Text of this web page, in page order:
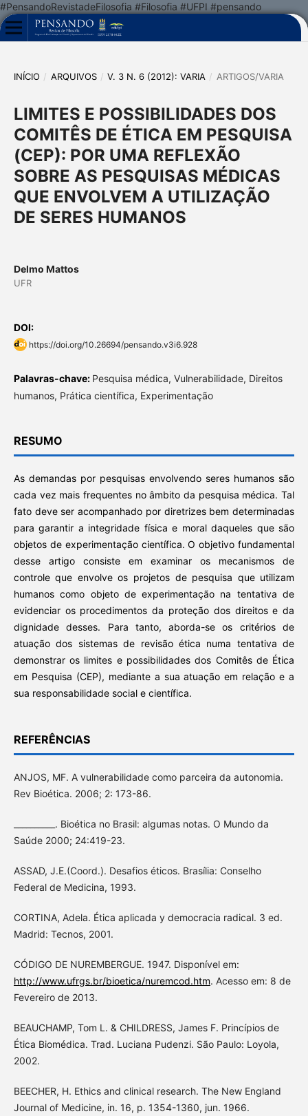
#PensandoRevistadeFilosofia #Filosofia #UFPI #pensando
INÍCIO / ARQUIVOS / V. 3 N. 6 (2012): VARIA / ARTIGOS/VARIA
LIMITES E POSSIBILIDADES DOS
COMITÊS DE ÉTICA EM PESQUISA
(CEP): POR UMA REFLEXÃO
SOBRE AS PESQUISAS MÉDICAS
QUE ENVOLVEM A UTILIZAÇÃO
DE SERES HUMANOS
Delmo Mattos
UFR
DOI:
https://doi.org/10.26694/pensando.v3i6.928
Palavras-chave: Pesquisa médica, Vulnerabilidade, Direitos
humanos, Prática científica, Experimentação
RESUMO
As demandas por pesquisas envolvendo seres humanos são
cada vez mais frequentes no âmbito da pesquisa médica. Tal
fato deve ser acompanhado por diretrizes bem determinadas
para garantir a integridade física e moral daqueles que são
objetos de experimentação científica. O objetivo fundamental
desse artigo consiste em examinar os mecanismos de
controle que envolve os projetos de pesquisa que utilizam
humanos como objeto de experimentação na tentativa de
evidenciar os procedimentos da proteção dos direitos e da
dignidade desses. Para tanto, aborda-se os critérios de
atuação dos sistemas de revisão ética numa tentativa de
demonstrar os limites e possibilidades dos Comitês de Ética
em Pesquisa (CEP), mediante a sua atuação em relação e a
sua responsabilidade social e científica.
REFERÊNCIAS
ANJOS, MF. A vulnerabilidade como parceira da autonomia.
Rev Bioética. 2006; 2: 173-86.
__________. Bioética no Brasil: algumas notas. O Mundo da
Saúde 2000; 24:419-23.
ASSAD, J.E.(Coord.). Desafios éticos. Brasília: Conselho
Federal de Medicina, 1993.
CORTINA, Adela. Ética aplicada y democracia radical. 3 ed.
Madrid: Tecnos, 2001.
CÓDIGO DE NUREMBERGUE. 1947. Disponível em:
http://www.ufrgs.br/bioetica/nuremcod.htm. Acesso em: 8 de
Fevereiro de 2013.
BEAUCHAMP, Tom L. & CHILDRESS, James F. Princípios de
Ética Biomédica. Trad. Luciana Pudenzi. São Paulo: Loyola,
2002.
BEECHER, H. Ethics and clinical research. The New England
Journal of Medicine, in. 16, p. 1354-1360, jun. 1966.